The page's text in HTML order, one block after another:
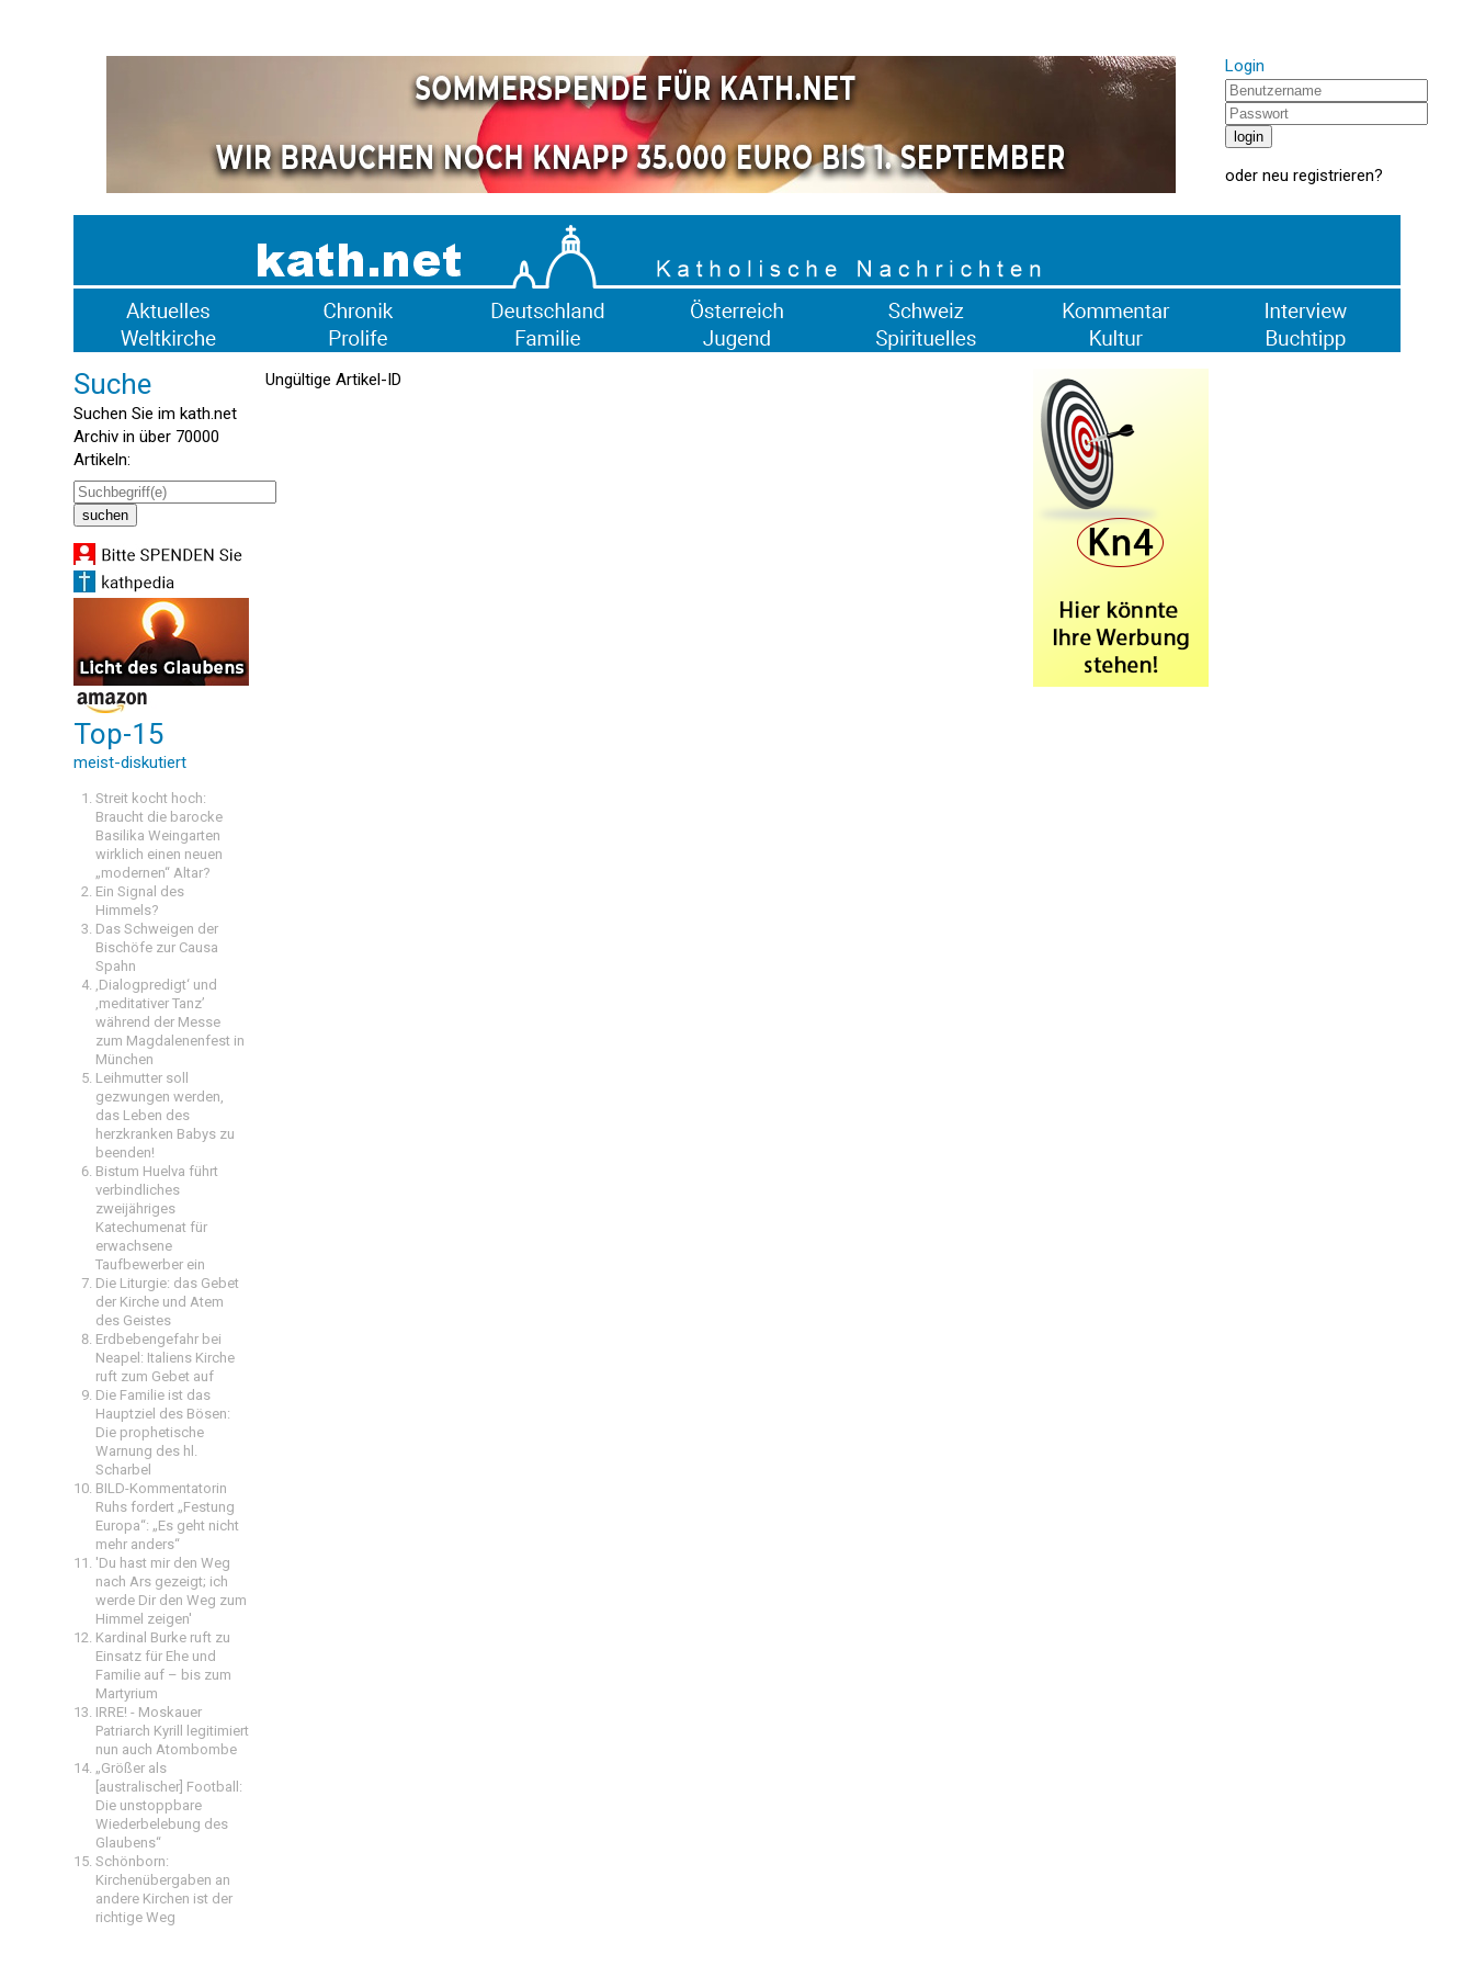
Login
oder neu registrieren?
Suche
Suchen Sie im kath.net
Archiv in über 70000
Artikeln:
Top-15
meist-diskutiert
Streit kocht hoch:
Braucht die barocke
Basilika Weingarten
wirklich einen neuen
„modernen“ Altar?
Ein Signal des
Himmels?
Das Schweigen der
Bischöfe zur Causa
Spahn
‚Dialogpredigt‘ und
‚meditativer Tanz’
während der Messe
zum Magdalenenfest in
München
Leihmutter soll
gezwungen werden,
das Leben des
herzkranken Babys zu
beenden!
Bistum Huelva führt
verbindliches
zweijähriges
Katechumenat für
erwachsene
Taufbewerber ein
Die Liturgie: das Gebet
der Kirche und Atem
des Geistes
Erdbebengefahr bei
Neapel: Italiens Kirche
ruft zum Gebet auf
Die Familie ist das
Hauptziel des Bösen:
Die prophetische
Warnung des hl.
Scharbel
BILD-Kommentatorin
Ruhs fordert „Festung
Europa“: „Es geht nicht
mehr anders“
'Du hast mir den Weg
nach Ars gezeigt; ich
werde Dir den Weg zum
Himmel zeigen'
Kardinal Burke ruft zu
Einsatz für Ehe und
Familie auf – bis zum
Martyrium
IRRE! - Moskauer
Patriarch Kyrill legitimiert
nun auch Atombombe
„Größer als
[australischer] Football:
Die unstoppbare
Wiederbelebung des
Glaubens“
Schönborn:
Kirchenübergaben an
andere Kirchen ist der
richtige Weg
Ungültige Artikel-ID